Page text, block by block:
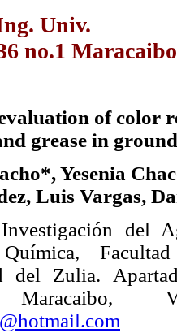
Univ.
no.1
of color
grease in
Yesenia
Luis Vargas,
del
del Zulia.
Maracaibo,